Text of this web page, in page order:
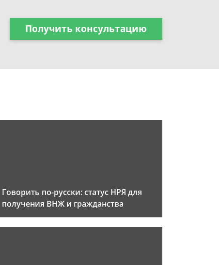
Получить консультацию
Говорить по-русски: статус НРЯ для
получения ВНЖ и гражданства